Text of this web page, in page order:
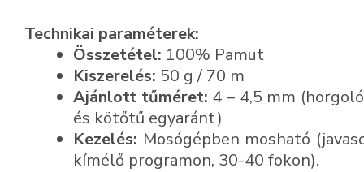
Technikai paraméterek:
Összetétel: 100% Pamut
Kiszerelés: 50 g / 70 m
Ajánlott tűméret: 4 – 4,5 mm
és kötőtű egyaránt)
Kezelés: Mosógépben mosható
kímélő programon, 30-40 fokon).